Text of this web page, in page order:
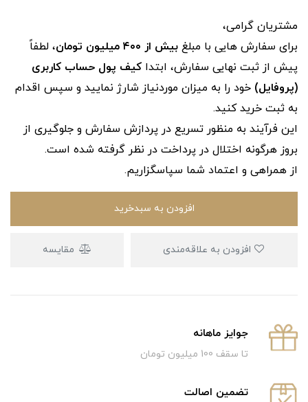
مشتریان گرامی،
برای سفارش‌ هایی با مبلغ بیش از ۴۰۰ میلیون تومان
، لطفاً
پیش از ثبت نهایی سفارش، ابتدا کیف پول حساب کاربری
(پروفایل) خود را به میزان موردنیاز شارژ نمایید و سپس اقدام
به ثبت خرید کنید.
این فرآیند به‌ منظور تسریع در پردازش سفارش و جلوگیری از
بروز هرگونه اختلال در پرداخت در نظر گرفته شده است.
از همراهی و اعتماد شما سپاسگزاریم.
افزودن به سبدخرید
مقایسه
جوایز ماهانه
تا سقف 100 میلیون تومان
تضمین اصالت